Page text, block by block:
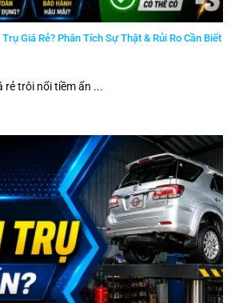
Giá Rẻ? Phân Tích Sự Thật & Rủi Ro Cần Biết
rẻ trôi nổi tiềm ẩn ...